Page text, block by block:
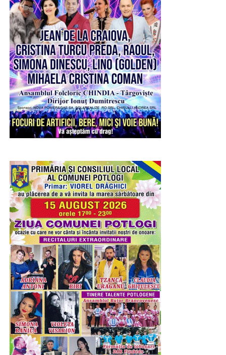
a ascultat nimeni, deși erau oameni cu expertiză, care
cunoșteau clar problemele din sistemul energetic .
„PSD și AUR aveau deciziile luate la sediile de partid,
nu aveau nevoie să asculte experții ministerului.
Concret, reprezentanții ministerului au spus că nu se
dorește închiderea capacităților de producție energie
pe cărbune și că există o singură situație, la Govora,
unde cei 100 MW obținuți din cărbune se pot înlocui
cu energie produsă din gaze naturale. Ministerul
Energiei a avertizat că, dacă amendamentele trec
ajungem în situația de a avea PNRR-ul blocat și banii
Cotinescu – deputat PNL de Dâmbovița.
RECLAMA
A mai precizat parlamentarul că președintele României,
Nicușor Dan, a transmis că, dacă Legea Decarbonizării
va trece în forma modificată de PSD, atunci va apela la
toate prerogativele prezidențiale pentru a o bloca și
pentru a o retransmite Parlamentului pentru reexaminare.
Proiectul de lege a fost adoptat, astăzi – 5 august 2026, în
Camera Deputaților cu amendamentul propus de PSD.